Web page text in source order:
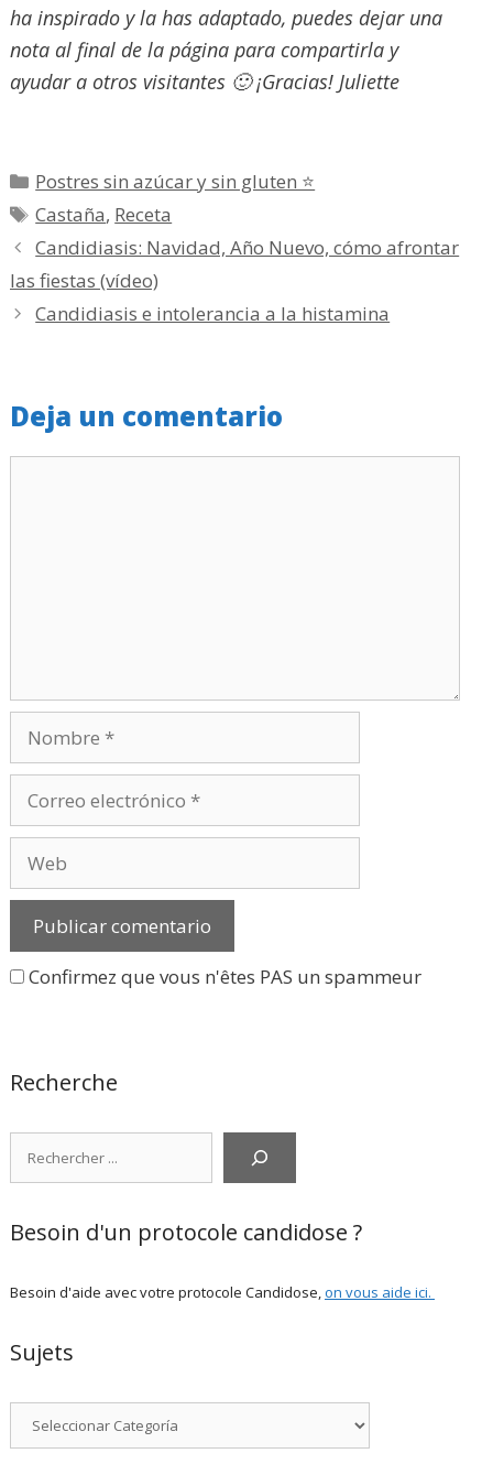
ha inspirado y la has adaptado, puedes dejar una
nota al final de la página para compartirla y
ayudar a otros visitantes 🙂 ¡Gracias! Juliette
Categorías
Postres sin azúcar y sin gluten ⭐
Etiquetas
Castaña, Receta
Candidiasis: Navidad, Año Nuevo, cómo afrontar
las fiestas (vídeo)
Candidiasis e intolerancia a la histamina
Deja un comentario
electrónico
Confirmez que vous n'êtes PAS un spammeur
Recherche
Besoin d'un protocole candidose ?
Besoin d'aide avec votre protocole Candidose,on vous aide ici.
Sujets